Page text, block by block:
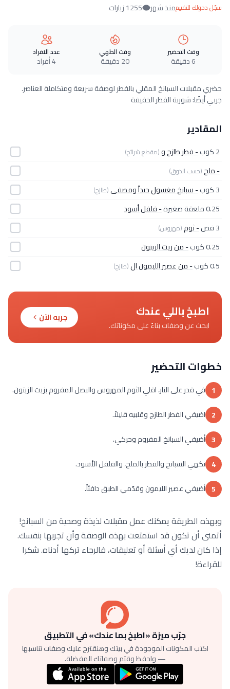
سجّل دخولك للتقييممنذ شهر 1255 زيارات
وقت التحضير
6 دقيقة
وقت الطهي
20 دقيقة
عدد الافراد
4 أفراد
حضري مقبلات السبانخ المقلي بالفطر لوصفة سريعة ومتكاملة العناصر.
جربي أيضًا: شوربة الفطر الخفيفة
المقادير
2 كوب - فطر طازج و(مقطع شرائح)
- ملح(حسب الذوق)
3 كوب - سبانخ مغسول جيداً ومصفى (طازج)
0.25 ملعقة صغيرة
- فلفل أسود
3 فص
- ثوم(مهروس)
0.25 كوب
- من زيت الزيتون
0.5 كوب
- من عصير الليمون ال(طازج)
اطبخ باللي عندك
ابحث عن وصفات بناءً على مكوناتك.
جربه الآن
خطوات التحضير
1 في قدر على النار، اقلي الثوم المهروس والبصل المفروم بزيت الزيتون.
2 اضيفي الفطر الطازج وقلبيه قليلاً.
3 أضيفي السبانخ المفروم وحركي.
4 نكهي السبانخ والفطر بالملح، والفلفل الأسود.
5 أضيفي عصير الليمون وقدّمي الطبق دافئاً.
وبهذه الطريقة يمكنك عمل مقبلات لذيذة وصحية من السبانخ!
أتمنى أن تكون قد استمتعت بهذه الوصفة وأن تجربها بنفسك.
إذا كان لديك أي أسئلة أو تعليقات، فالرجاء تركها أدناه. شكرا
للقراءة!
جرّب ميزة «اطبخ بما عندك» في التطبيق
اكتب المكونات الموجودة في بيتك وهنقترح عليك وصفات تناسبها
— واحفظ وقيّم وصفاتك المفضلة.